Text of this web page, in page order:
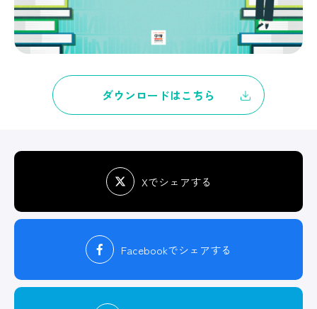
ダウンロードはこちら
Xでシェアする
Facebookでシェアする